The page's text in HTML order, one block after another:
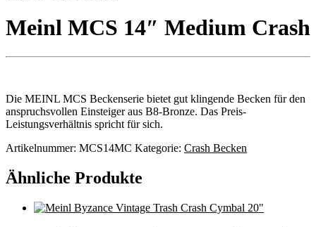
Meinl MCS 14″ Medium Crash
Die MEINL MCS Beckenserie bietet gut klingende Becken für den
anspruchsvollen Einsteiger aus B8-Bronze. Das Preis-
Leistungsverhältnis spricht für sich.
Artikelnummer: MCS14MC Kategorie: Crash Becken
Ähnliche Produkte